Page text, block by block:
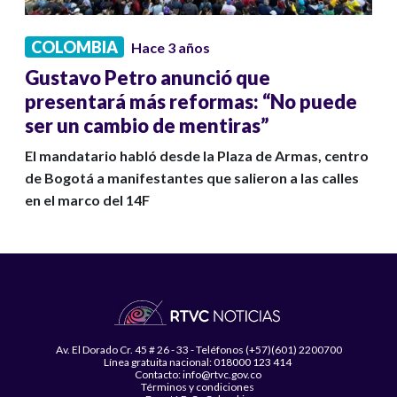
COLOMBIA Hace 3 años
Gustavo Petro anunció que
presentará más reformas: “No puede
ser un cambio de mentiras”
El mandatario habló desde la Plaza de Armas, centro
de Bogotá a manifestantes que salieron a las calles
en el marco del 14F
Av. El Dorado Cr. 45 # 26 - 33 - Teléfonos (+57)(601) 2200700
Línea gratuita nacional: 018000 123 414
Contacto: info@rtvc.gov.co
Términos y condiciones